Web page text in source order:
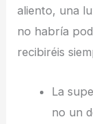
aliento, una
no habría
recibiréis
La
no un